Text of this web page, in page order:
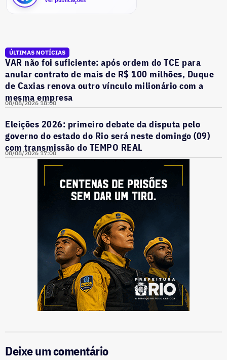
ÚLTIMAS NOTÍCIAS
VAR não foi suficiente: após ordem do TCE para
anular contrato de mais de R$ 100 milhões, Duque
de Caxias renova outro vínculo milionário com a
mesma empresa
08/08/2026 18:00
Eleições 2026: primeiro debate da disputa pelo
governo do estado do Rio será neste domingo (09)
com transmissão do TEMPO REAL
08/08/2026 17:00
Deixe um comentário